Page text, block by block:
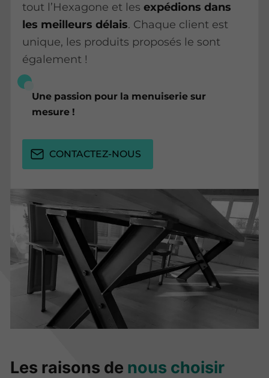
tout l’Hexagone et lesexpédions dans
les meilleurs délais. Chaque client est
unique, les produits proposés le sont
également !
Une passion pour la menuiserie sur
mesure !
CONTACTEZ-NOUS
Les raisons de nous choisir